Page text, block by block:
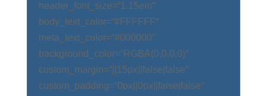
header_font_size=“1.15em“
body_text_color=“#FFFFFF“
meta_text_color=“#000000″
background_color=“RGBA(0,0,0,0)“
custom_margin=“||15px||false|false“
custom_padding=“0px||0px||false|false“